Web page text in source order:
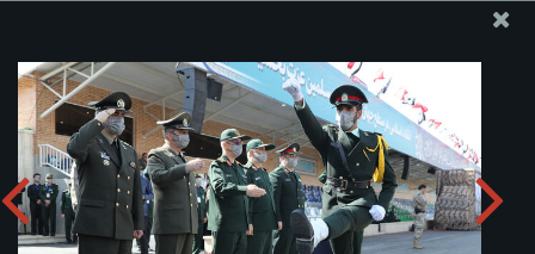
امام حسین علیہ السلام ملٹری یونیورسٹی میں مسلح افواج کی
مشترکہ گریجویشن تقریب سے خطاب
تصویری البم دریافت کریں:zip